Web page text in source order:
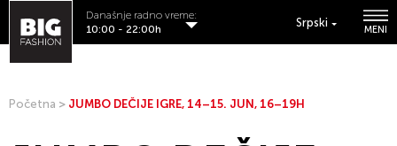
Srpski
MENI
Današnje radno vreme:
10:00 - 22:00h
Početna > JUMBO DEČIJE IGRE, 14–15. JUN, 16–19H